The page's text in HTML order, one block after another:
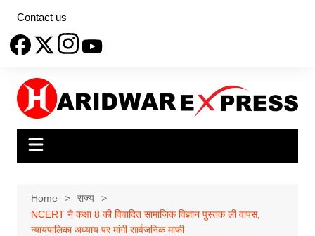
content
Contact us
Home
राज्य
NCERT ने कक्षा 8 की विवादित सामाजिक विज्ञान पुस्तक ली वापस,
न्यायपालिका अध्याय पर मांगी सार्वजनिक माफी